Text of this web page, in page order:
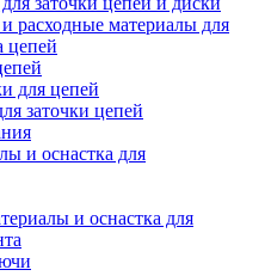
расходные материалы для
цепей
для цепей
заточки цепей
и оснастка для
и оснастка для